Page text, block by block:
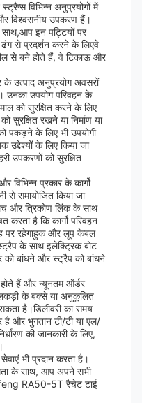
विभिन्न अनुप्रयोगों में
विश्वसनीय उपकरण हैं।
इन पट्टियों पर
ढंग से प्रदर्शन करने के लिएवे
से बने होते हैं, वे टिकाऊ और
के उत्पाद अनुप्रयोग अवसरों
उनका उपयोग परिवहन के
को सुरक्षित करने के लिए
रखने या निर्माण या
पकड़ने के लिए भी उपयोगी
के लिए किया जा
उपकरणों को सुरक्षित
विभिन्न प्रकार के कार्गो
समायोजित किया जा
और त्रिकोण लिंक के साथ
है कि कार्गो परिवहन
पर रहेगाहुक और लूप केबल
के साथ इलेक्ट्रिक बोट
को बांधने और स्ट्रैप को बांधने
होते हैं और न्यूनतम ऑर्डर
लकड़ी के बक्से या अनुकूलित
है।डिलीवरी का समय
है और भुगतान टी/टी या एल/
की जानकारी के लिए,
भी प्रदान करता है।
के साथ, आप अपने सभी
RA50-5T रैचेट टाई